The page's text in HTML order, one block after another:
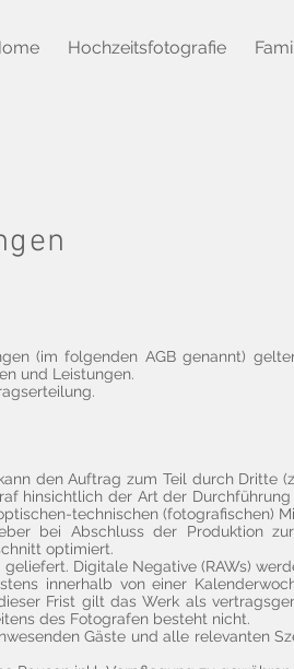
Hochzeitsfotografie
(im folgenden AGB genannt)
und Leistungen.
den Auftrag zum Teil durch Dritte
hinsichtlich der Art der
technischen (fotografischen)
bei Abschluss der Produktion
optimiert.
Digitale Negative (RAWs)
innerhalb von einer
Frist gilt das Werk als
des Fotografen besteht nicht.
Gäste und alle relevanten